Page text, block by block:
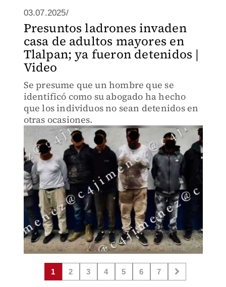
03.07.2025/
Presuntos ladrones invaden
casa de adultos mayores en
Tlalpan; ya fueron detenidos |
Video
Se presume que un hombre que se
identificó como su abogado ha hecho
que los individuos no sean detenidos en
otras ocasiones.
1 2 3 4 5 6 7